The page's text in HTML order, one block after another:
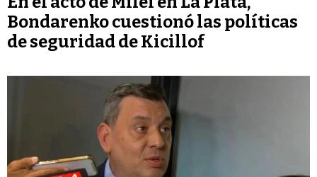
Bondarenko cuestionó las políticas
de seguridad de Kicillof